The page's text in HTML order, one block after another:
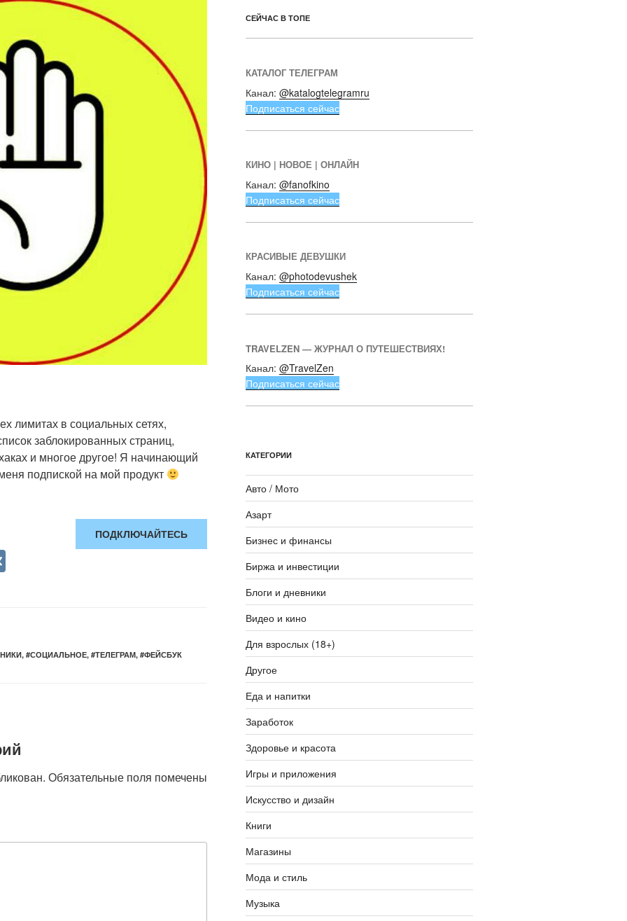
лимитах в социальных сетях,
заблокированных страниц,
и многое другое! Я начинающий
подпиской на мой продукт
ПОДКЛЮЧАЙТЕСЬ
, #СОЦИАЛЬНОЕ, #ТЕЛЕГРАМ, #ФЕЙСБУК
Обязательные поля помечены
СЕЙЧАС В ТОПЕ
КАТАЛОГ ТЕЛЕГРАМ
Канал: @katalogtelegramru
Подписаться сейчас
КИНО | НОВОЕ | ОНЛАЙН
Канал: @fanofkino
Подписаться сейчас
КРАСИВЫЕ ДЕВУШКИ
Канал: @photodevushek
Подписаться сейчас
TRAVELZEN — ЖУРНАЛ О ПУТЕШЕСТВИЯХ!
Канал: @TravelZen
Подписаться сейчас
КАТЕГОРИИ
Авто / Мото
Азарт
Бизнес и финансы
Биржа и инвестиции
Блоги и дневники
Видео и кино
Для взрослых (18+)
Другое
Еда и напитки
Заработок
Здоровье и красота
Игры и приложения
Искусство и дизайн
Книги
Магазины
Мода и стиль
Музыка